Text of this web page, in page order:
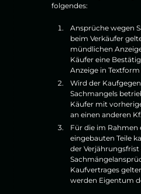
folgendes:
Ansprüche wegen
beim Verkäufer
mündlichen
Käufer eine
Anzeige in
Wird der
Sachmangels
Käufer mit
an einen anderen
Für die im Rahmen
eingebauten Teile
der
Kaufvertrages
werden Eigentum